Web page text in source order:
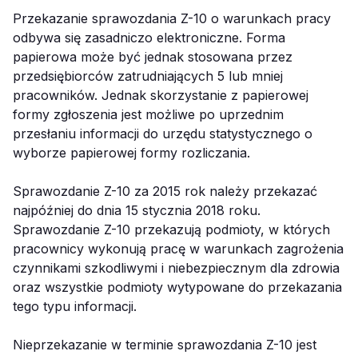
Przekazanie sprawozdania Z-10 o warunkach pracy
odbywa się zasadniczo elektroniczne. Forma
papierowa może być jednak stosowana przez
przedsiębiorców zatrudniających 5 lub mniej
pracowników. Jednak skorzystanie z papierowej
formy zgłoszenia jest możliwe po uprzednim
przesłaniu informacji do urzędu statystycznego o
wyborze papierowej formy rozliczania.
Sprawozdanie Z-10 za 2015 rok należy przekazać
najpóźniej do dnia 15 stycznia 2018 roku.
Sprawozdanie Z-10 przekazują podmioty, w których
pracownicy wykonują pracę w warunkach zagrożenia
czynnikami szkodliwymi i niebezpiecznym dla zdrowia
oraz wszystkie podmioty wytypowane do przekazania
tego typu informacji.
Nieprzekazanie w terminie sprawozdania Z-10 jest